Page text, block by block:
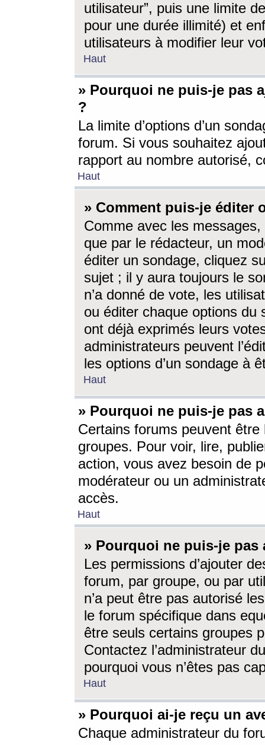
utilisateur”, puis une limite
pour une durée illimité) et
utilisateurs à modifier leur
Haut
» Pourquoi ne puis-je pas
?
La limite d’options d’un
forum. Si vous souhaitez
rapport au nombre autorisé,
Haut
» Comment puis-je éditer
Comme avec les
que par le rédacteur, un
éditer un sondage, cliquez
sujet ; il y aura toujours le
n’a donné de vote, les
ou éditer chaque options du
ont déjà exprimés leurs
administrateurs peuvent
les options d’un sondage à
Haut
» Pourquoi ne puis-je pas
Certains forums peuvent être
groupes. Pour voir, lire,
action, vous avez besoin de
modérateur ou un
accès.
Haut
» Pourquoi ne puis-je
Les permissions d’ajouter
forum, par groupe, ou par
n’a peut être pas autorisé
le forum spécifique dans
être seuls certains groupes
Contactez l’administrateur
pourquoi vous n’êtes pas
Haut
» Pourquoi ai-je reçu un
Chaque administrateur du